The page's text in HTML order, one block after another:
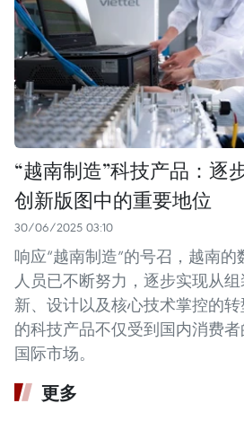
“越南制造”科技产品：逐
创新版图中的重要地位
30/06/2025 03:10
响应“越南制造”的号召，越南
人员已不断努力，逐步实现从
新、设计以及核心技术掌控的转
的科技产品不仅受到国内消费
国际市场。
更多